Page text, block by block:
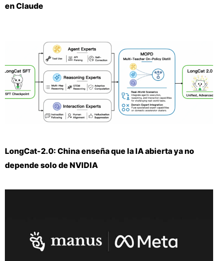
en Claude
LongCat-2.0: China enseña que la IA abierta ya no
depende solo de NVIDIA